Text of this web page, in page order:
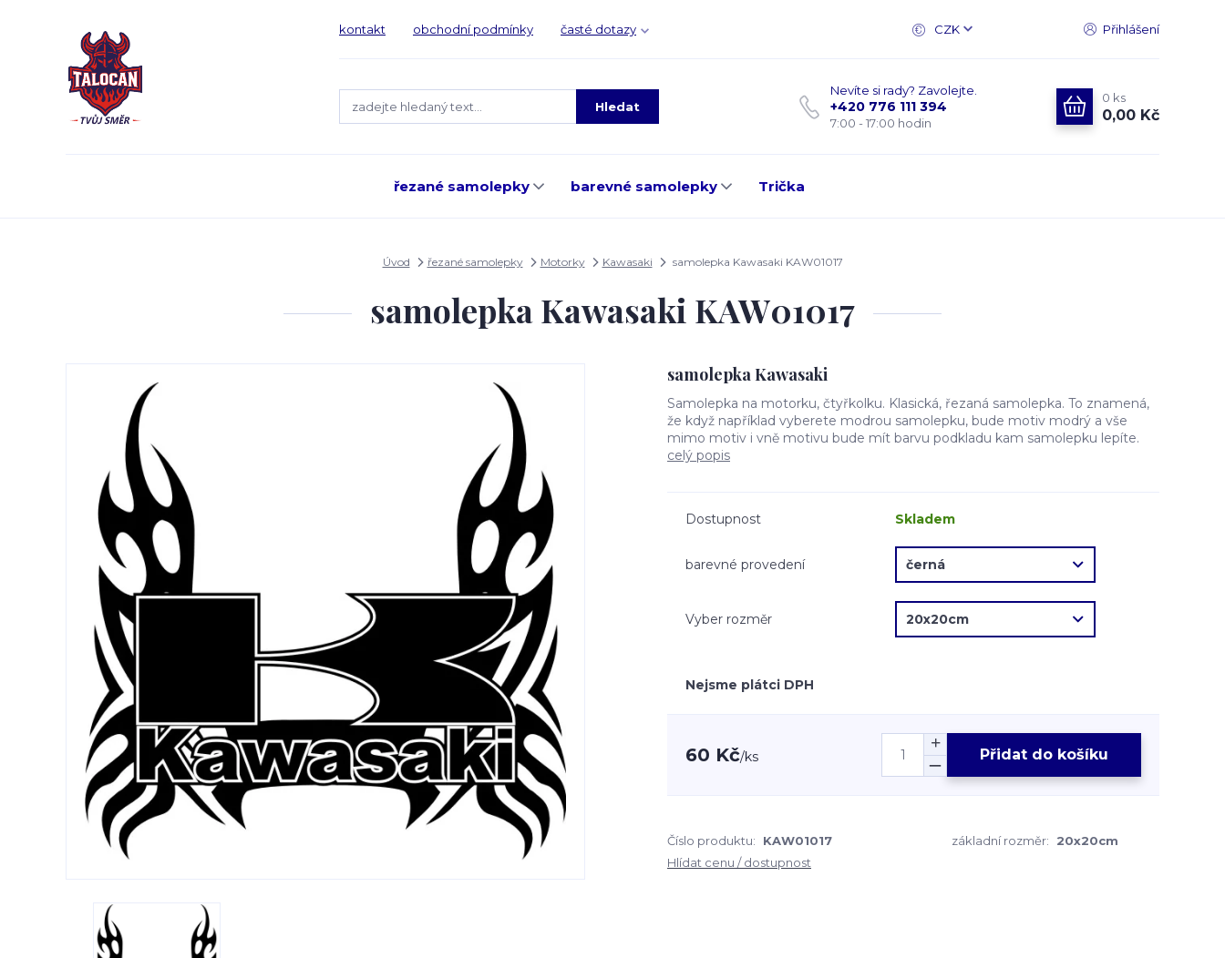
kontakt obchodní podmínky časté dotazy CZK Přihlášení
Hledat
Nevíte si rady? Zavolejte.
+420 776 111 394
7:00 - 17:00 hodin
0 ks
0,00 Kč
řezané samolepky barevné samolepky Trička
Úvod řezané samolepky Motorky Kawasaki samolepka Kawasaki KAW01017
samolepka Kawasaki KAW01017
samolepka Kawasaki
Samolepka na motorku, čtyřkolku. Klasická, řezaná samolepka. To znamená,
že když například vyberete modrou samolepku, bude motiv modrý a vše
mimo motiv i vně motivu bude mít barvu podkladu kam samolepku lepíte.
celý popis
Dostupnost Skladem
barevné provedení
Vyber rozměr
Nejsme plátci DPH
60 Kč/ks Přidat do košíku
Číslo produktu: KAW01017 základní rozměr:
20x20cm
Hlídat cenu / dostupnost